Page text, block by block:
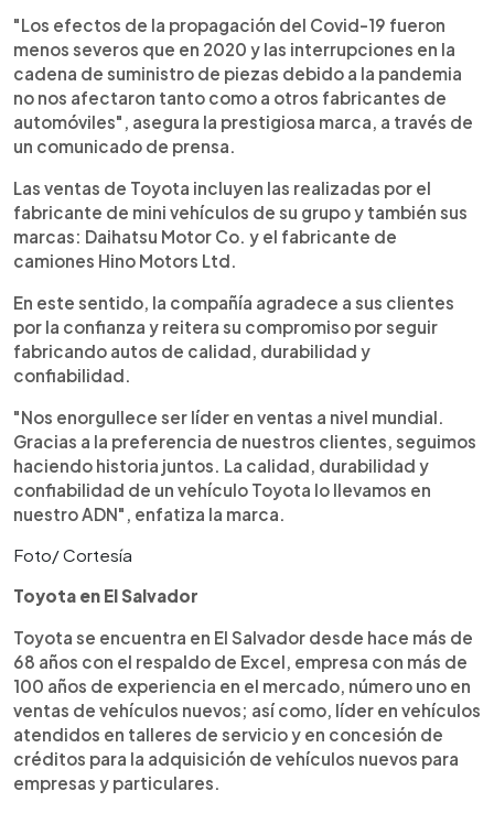
"Los efectos de la propagación del Covid-19 fueron
menos severos que en 2020 y las interrupciones en la
cadena de suministro de piezas debido a la pandemia
no nos afectaron tanto como a otros fabricantes de
automóviles", asegura la prestigiosa marca, a través de
un comunicado de prensa.
Las ventas de Toyota incluyen las realizadas por el
fabricante de mini vehículos de su grupo y también sus
marcas: Daihatsu Motor Co. y el fabricante de
camiones Hino Motors Ltd.
En este sentido, la compañía agradece a sus clientes
por la confianza y reitera su compromiso por seguir
fabricando autos de calidad, durabilidad y
confiabilidad.
"Nos enorgullece ser líder en ventas a nivel mundial.
Gracias a la preferencia de nuestros clientes, seguimos
haciendo historia juntos. La calidad, durabilidad y
confiabilidad de un vehículo Toyota lo llevamos en
nuestro ADN", enfatiza la marca.
Foto/ Cortesía
Toyota en El Salvador
Toyota se encuentra en El Salvador desde hace más de
68 años con el respaldo de Excel, empresa con más de
100 años de experiencia en el mercado, número uno en
ventas de vehículos nuevos; así como, líder en vehículos
atendidos en talleres de servicio y en concesión de
créditos para la adquisición de vehículos nuevos para
empresas y particulares.